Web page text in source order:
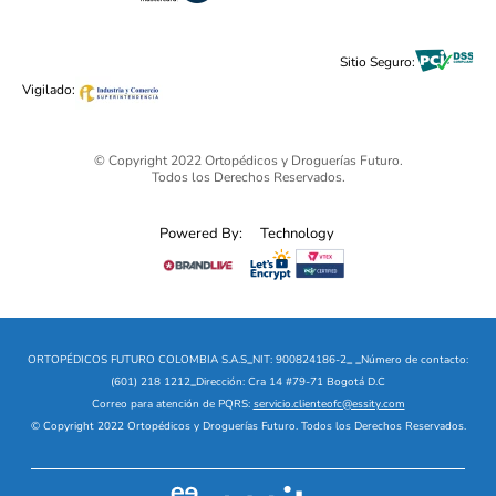
Cuidado Personal
Sitio Seguro:
Vigilado:
© Copyright 2022 Ortopédicos y Droguerías Futuro.
Todos los Derechos Reservados.
Powered By: Technology
ORTOPÉDICOS FUTURO COLOMBIA S.A.S_NIT: 900824186-2_ _Número de contacto:
(601) 218 1212_Dirección: Cra 14 #79-71 Bogotá D.C
Correo para atención de PQRS: servicio.clienteofc@essity.com
© Copyright 2022 Ortopédicos y Droguerías Futuro. Todos los Derechos Reservados.